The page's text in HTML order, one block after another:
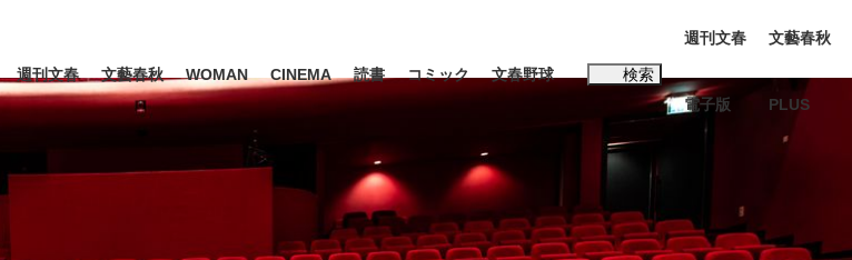
ビジネス
週刊文春 文藝春秋 WOMAN CINEMA 読書 コミック 文春野球 検索
キーワード入力
週刊文春
電子版
文藝春秋
PLUS